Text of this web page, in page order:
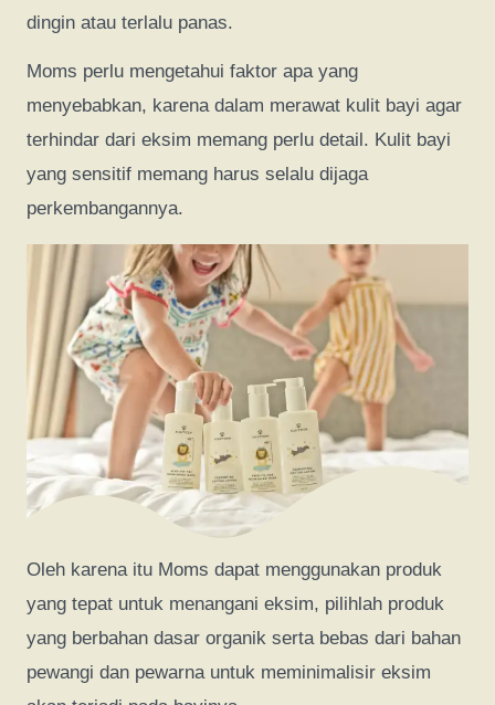
dingin atau terlalu panas.
Moms perlu mengetahui faktor apa yang
menyebabkan, karena dalam merawat kulit bayi agar
terhindar dari eksim memang perlu detail. Kulit bayi
yang sensitif memang harus selalu dijaga
perkembangannya.
Oleh karena itu Moms dapat menggunakan produk
yang tepat untuk menangani eksim, pilihlah produk
yang berbahan dasar organik serta bebas dari bahan
pewangi dan pewarna untuk meminimalisir eksim